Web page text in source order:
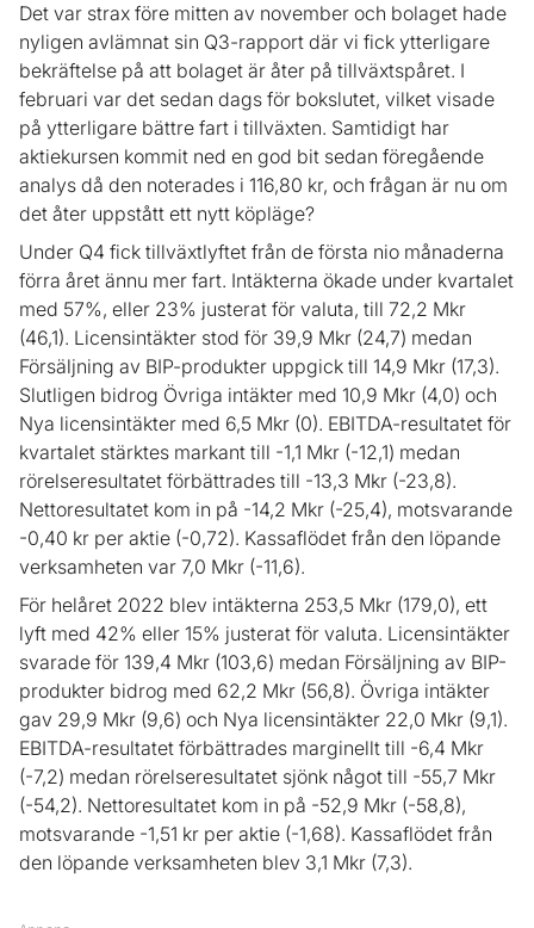
Det var strax före mitten av november och bolaget hade
nyligen avlämnat sin Q3-rapport där vi fick ytterligare
bekräftelse på att bolaget är åter på tillväxtspåret. I
februari var det sedan dags för bokslutet, vilket visade
på ytterligare bättre fart i tillväxten. Samtidigt har
aktiekursen kommit ned en god bit sedan föregående
analys då den noterades i 116,80 kr, och frågan är nu om
det åter uppstått ett nytt köpläge?
Under Q4 fick tillväxtlyftet från de första nio månaderna
förra året ännu mer fart. Intäkterna ökade under kvartalet
med 57%, eller 23% justerat för valuta, till 72,2 Mkr
(46,1). Licensintäkter stod för 39,9 Mkr (24,7) medan
Försäljning av BIP-produkter uppgick till 14,9 Mkr (17,3).
Slutligen bidrog Övriga intäkter med 10,9 Mkr (4,0) och
Nya licensintäkter med 6,5 Mkr (0). EBITDA-resultatet för
kvartalet stärktes markant till -1,1 Mkr (-12,1) medan
rörelseresultatet förbättrades till -13,3 Mkr (-23,8).
Nettoresultatet kom in på -14,2 Mkr (-25,4), motsvarande
-0,40 kr per aktie (-0,72). Kassaflödet från den löpande
verksamheten var 7,0 Mkr (-11,6).
För helåret 2022 blev intäkterna 253,5 Mkr (179,0), ett
lyft med 42% eller 15% justerat för valuta. Licensintäkter
svarade för 139,4 Mkr (103,6) medan Försäljning av BIP-
produkter bidrog med 62,2 Mkr (56,8). Övriga intäkter
gav 29,9 Mkr (9,6) och Nya licensintäkter 22,0 Mkr (9,1).
EBITDA-resultatet förbättrades marginellt till -6,4 Mkr
(-7,2) medan rörelseresultatet sjönk något till -55,7 Mkr
(-54,2). Nettoresultatet kom in på -52,9 Mkr (-58,8),
motsvarande -1,51 kr per aktie (-1,68). Kassaflödet från
den löpande verksamheten blev 3,1 Mkr (7,3).